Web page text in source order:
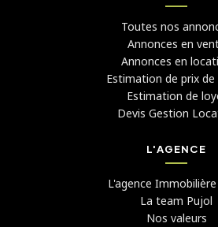
Toutes nos
Annonces en
Annonces en
Estimation de prix de
Estimation de
Devis Gestion
L'AGENCE
L'agence
La team Pujol
Nos valeurs